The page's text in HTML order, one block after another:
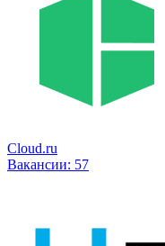
Cloud.ru
Вакансии: 57